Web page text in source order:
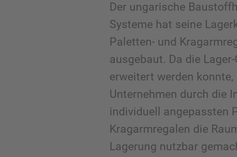
Der ungarische
Systeme hat seine
Paletten- und
ausgebaut. Da die
erweitert werden konnte,
Unternehmen durch die
individuell angepassten
Kragarmregalen die
Lagerung nutzbar